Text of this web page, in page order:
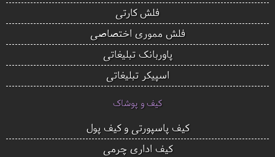
فلش کارتی
فلش مموری اختصاصی
پاوربانک تبلیغاتی
اسپیکر تبلیغاتی
کیف و پوشاک
کیف پاسپورتی و کیف پول
کیف اداری چرمی